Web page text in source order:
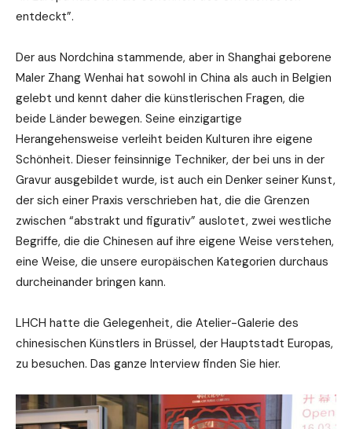
entdeckt”.
Der aus Nordchina stammende, aber in Shanghai geborene
Maler Zhang Wenhai hat sowohl in China als auch in Belgien
gelebt und kennt daher die künstlerischen Fragen, die
beide Länder bewegen. Seine einzigartige
Herangehensweise verleiht beiden Kulturen ihre eigene
Schönheit. Dieser feinsinnige Techniker, der bei uns in der
Gravur ausgebildet wurde, ist auch ein Denker seiner Kunst,
der sich einer Praxis verschrieben hat, die die Grenzen
zwischen “abstrakt und figurativ” auslotet, zwei westliche
Begriffe, die die Chinesen auf ihre eigene Weise verstehen,
eine Weise, die unsere europäischen Kategorien durchaus
durcheinander bringen kann.
LHCH hatte die Gelegenheit, die Atelier-Galerie des
chinesischen Künstlers in Brüssel, der Hauptstadt Europas,
zu besuchen. Das ganze Interview finden Sie hier.